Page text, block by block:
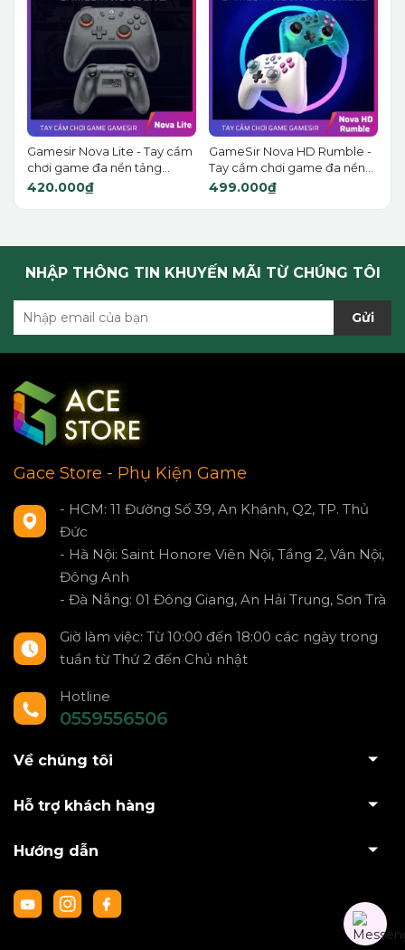
Gamesir Nova Lite - Tay cầm
chơi game đa nền tảng...
420.000₫
GameSir Nova HD Rumble -
Tay cầm chơi game đa nền...
499.000₫
NHẬP THÔNG TIN KHUYẾN MÃI TỪ CHÚNG TÔI
Gửi
Gace Store - Phụ Kiện Game
- HCM: 11 Đường Số 39, An Khánh, Q2, TP. Thủ
Đức
- Hà Nội: Saint Honore Viên Nội, Tầng 2, Vân Nội,
Đông Anh
- Đà Nẵng: 01 Đông Giang, An Hải Trung, Sơn Trà
Giờ làm việc: Từ 10:00 đến 18:00 các ngày trong
tuần từ Thứ 2 đến Chủ nhật
Hotline
0559556506
Về chúng tôi
Hỗ trợ khách hàng
Hướng dẫn